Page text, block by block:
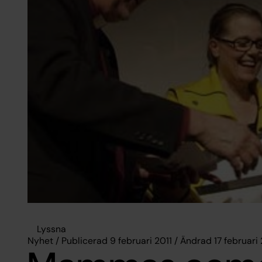
Lyssna
Nyhet / Publicerad 9 februari 2011 / Ändrad 17 februari